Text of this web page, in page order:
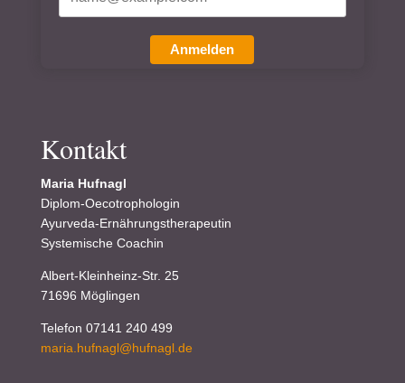
Anmelden
Kontakt
Maria Hufnagl
Diplom-Oecotrophologin
Ayurveda-Ernährungstherapeutin
Systemische Coachin
Albert-Kleinheinz-Str. 25
71696 Möglingen
Telefon 07141 240 499
maria.hufnagl@hufnagl.de